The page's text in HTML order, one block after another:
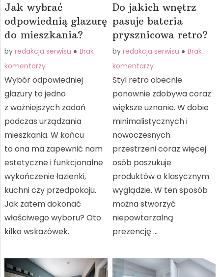
Jak wybrać
odpowiednią glazurę
do mieszkania?
by redakcja serwisu
Brak
komentarzy
Wybór odpowiedniej
glazury to jedno
z ważniejszych zadań
podczas urządzania
mieszkania. W końcu
to ona ma zapewnić nam
estetyczne i funkcjonalne
wykończenie łazienki,
kuchni czy przedpokoju.
Jak zatem dokonać
właściwego wyboru? Oto
kilka wskazówek.
Do jakich wnętrz
pasuje bateria
prysznicowa retro?
byredakcja serwisu
Brak
komentarzy
Styl retro obecnie
ponownie zdobywa coraz
większe uznanie. W dobie
minimalistycznych i
nowoczesnych
przestrzeni coraz więcej
osób poszukuje
produktów o klasycznym
wyglądzie. W ten sposób
można stworzyć
niepowtarzalną
prezencję …